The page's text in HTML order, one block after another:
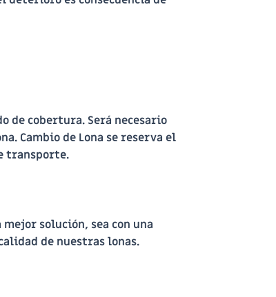
de cobertura. Será necesario
Cambio de Lona se reserva el
transporte.
solución, sea con una
de nuestras lonas.